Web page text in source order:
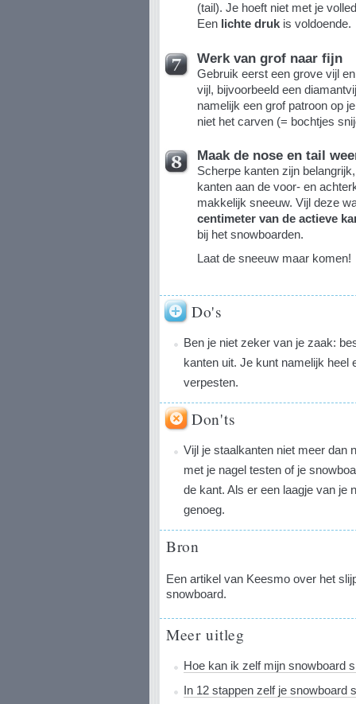
(tail). Je hoeft niet met je
Een lichte drukis voldoende.
Werk van grof naar fijn
Gebruik eerst een grove vijl
vijl, bijvoorbeeld een
namelijk een grof patroon op
niet het carven (= bochtjes
Maak de nose en tail
Scherpe kanten zijn
kanten aan de voor- en
makkelijk sneeuw. Vijl deze
centimeter van de actieve
bij het snowboarden.
Laat de sneeuw maar komen!
Do's
Ben je niet zeker van je zaak:
kanten uit. Je kunt namelijk heel
verpesten.
Don'ts
Vijl je staalkanten niet meer dan
met je nagel testen of je
de kant. Als er een laagje van je
genoeg.
Bron
Een artikel van Keesmo over het
snowboard.
Meer uitleg
Hoe kan ik zelf mijn snowboard
In 12 stappen zelf je snowboard